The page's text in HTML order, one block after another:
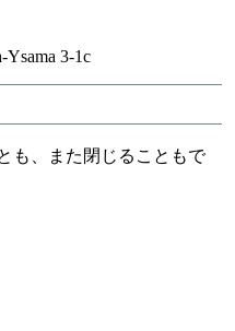
も、また閉じることもで